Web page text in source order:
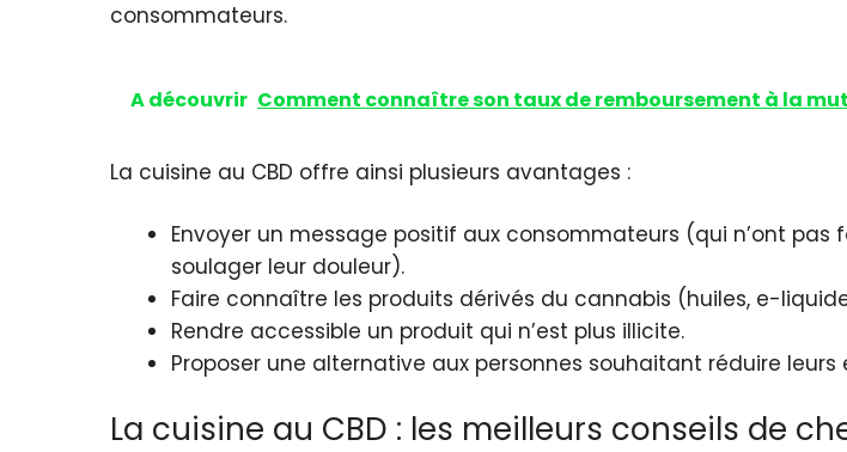
consommateurs.
A découvrir Comment connaître son taux de remboursement à la
La cuisine au CBD offre ainsi plusieurs avantages :
Envoyer un message positif aux consommateurs (qui n’ont
soulager leur douleur).
Faire connaître les produits dérivés du cannabis (huiles, e-
Rendre accessible un produit qui n’est plus illicite.
Proposer une alternative aux personnes souhaitant réduire
La cuisine au CBD : les meilleurs conseils de